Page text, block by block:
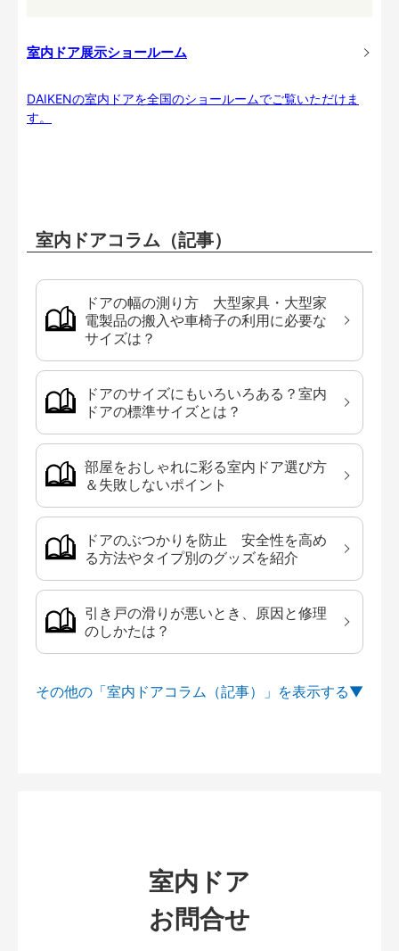
室内ドア展示ショールーム
DAIKENの室内ドアを全国のショールームでご覧いただけま
す。
室内ドアコラム（記事）
ドアの幅の測り方 大型家具・大型家
電製品の搬入や車椅子の利用に必要な
サイズは？
ドアのサイズにもいろいろある？室内
ドアの標準サイズとは？
部屋をおしゃれに彩る室内ドア選び方
＆失敗しないポイント
ドアのぶつかりを防止 安全性を高め
る方法やタイプ別のグッズを紹介
引き戸の滑りが悪いとき、原因と修理
のしかたは？
その他の「室内ドアコラム（記事）」を
室内ドア
お問合せ